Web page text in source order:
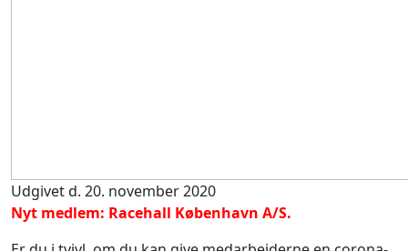
Udgivet d. 20. november 2020
Nyt medlem: Racehall København A/S.